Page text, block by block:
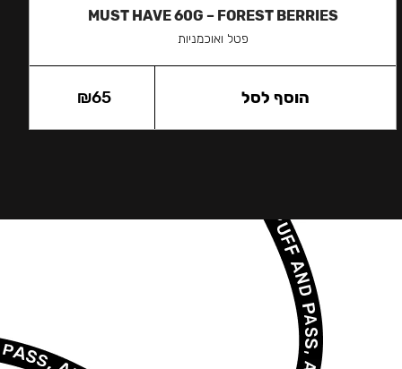
MUST HAVE 60G – FOREST BERRIES
פטל ואוכמניות
₪65 הוסף לסל